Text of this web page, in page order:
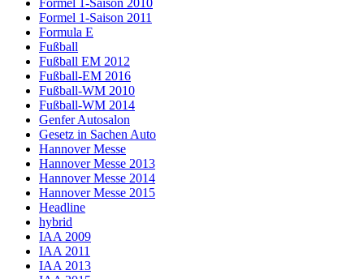
Formel 1-Saison 2010
Formel 1-Saison 2011
Formula E
Fußball
Fußball EM 2012
Fußball-EM 2016
Fußball-WM 2010
Fußball-WM 2014
Genfer Autosalon
Gesetz in Sachen Auto
Hannover Messe
Hannover Messe 2013
Hannover Messe 2014
Hannover Messe 2015
Headline
hybrid
IAA 2009
IAA 2011
IAA 2013